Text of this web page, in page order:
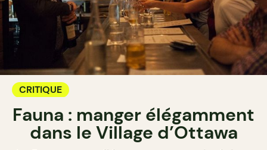
CRITIQUE
Fauna : manger élégamment
dans le Village d’Ottawa